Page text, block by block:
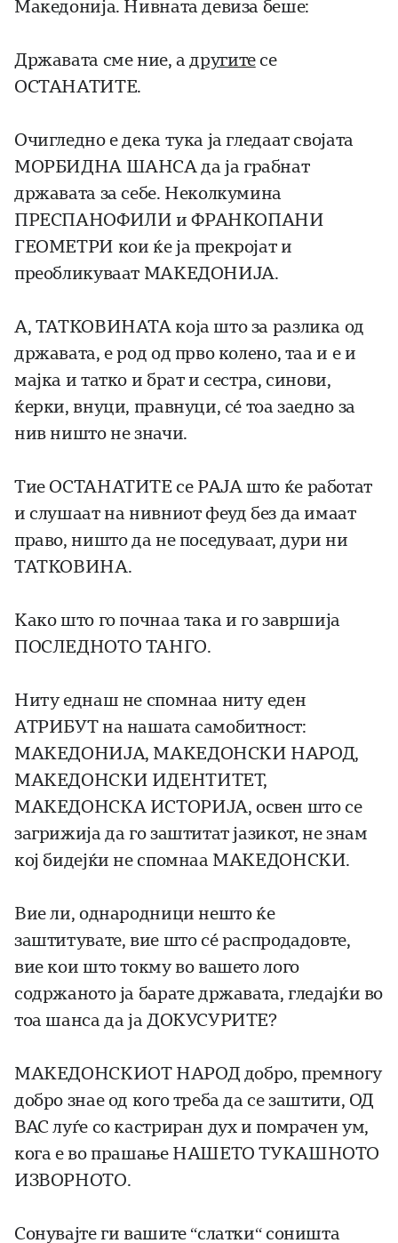
Македонија. Нивната девиза беше:
Државата сме ние, адругитесе
ОСТАНАТИТЕ.
Очигледно е дека тука ја гледаат својата
МОРБИДНА ШАНСА да ја грабнат
државата за себе. Неколкумина
ПРЕСПАНОФИЛИ и ФРАНКОПАНИ
ГЕОМЕТРИ кои ќе ја прекројат и
преобликуваат МАКЕДОНИЈА.
А, ТАТКОВИНАТА која што за разлика од
државата, е род од прво колено, таа и е и
мајка и татко и брат и сестра, синови,
ќерки, внуци, правнуци, сé тоа заедно за
нив ништо не значи.
Тие ОСТАНАТИТЕ се РАЈА што ќе работат
и слушаат на нивниот феуд без да имаат
право, ништо да не поседуваат, дури ни
ТАТКОВИНА.
Како што го почнаа така и го завршија
ПОСЛЕДНОТО ТАНГО.
Ниту еднаш не спомнаа ниту еден
АТРИБУТ на нашата самобитност:
МАКЕДОНИЈА, МАКЕДОНСКИ НАРОД,
МАКЕДОНСКИ ИДЕНТИТЕТ,
МАКЕДОНСКА ИСТОРИЈА, освен што се
загрижија да го заштитат јазикот, не знам
кој бидејќи не спомнаа МАКЕДОНСКИ.
Вие ли, однародници нешто ќе
заштитувате, вие што сé распродадовте,
вие кои што токму во вашето лого
содржаното ја барате државата, гледајќи во
тоа шанса да ја ДОКУСУРИТЕ?
МАКЕДОНСКИОТ НАРОД добро, премногу
добро знае од кого треба да се заштити, ОД
ВАС луѓе со кастриран дух и помрачен ум,
кога е во прашање НАШЕТО ТУКАШНОТО
ИЗВОРНОТО.
Сонувајте ги вашите “слатки“ соништа